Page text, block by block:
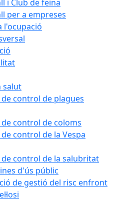
i Club de feina
per a empreses
l'ocupació
salut
control de plagues
control de coloms
control de la Vespa
control de la salubritat
d'ús públic
de gestió del risc enfront